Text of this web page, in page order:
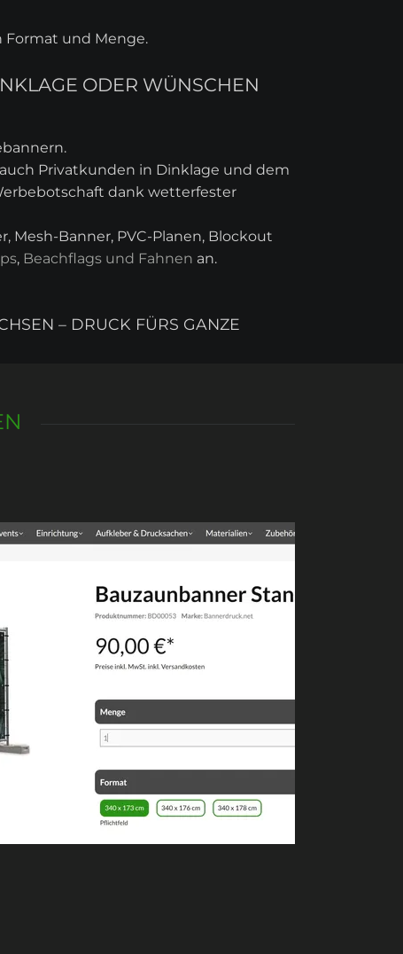
Format und Menge.
ODER WÜNSCHEN
Privatkunden in Dinklage und dem
dank wetterfester
Mesh-Banner, PVC-Planen, Blockout
, Beachflags und Fahnen an.
– DRUCK FÜRS GANZE